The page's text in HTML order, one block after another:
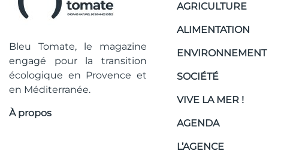
Bleu Tomate, le magazine
engagé pour la transition
écologique en Provence et
en Méditerranée.
À propos
AGRICULTURE
ALIMENTATION
ENVIRONNEMENT
SOCIÉTÉ
VIVE LA MER !
AGENDA
L’AGENCE